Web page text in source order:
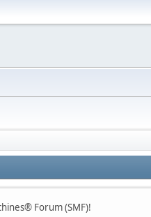
Forum (SMF)!